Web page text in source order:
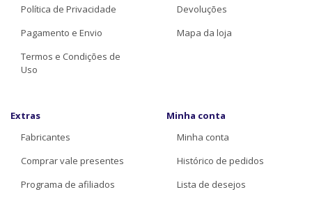
Política de Privacidade
Pagamento e Envio
Termos e Condições de
Uso
Devoluções
Mapa da loja
Extras
Fabricantes
Comprar vale presentes
Programa de afiliados
Minha conta
Minha conta
Histórico de pedidos
Lista de desejos